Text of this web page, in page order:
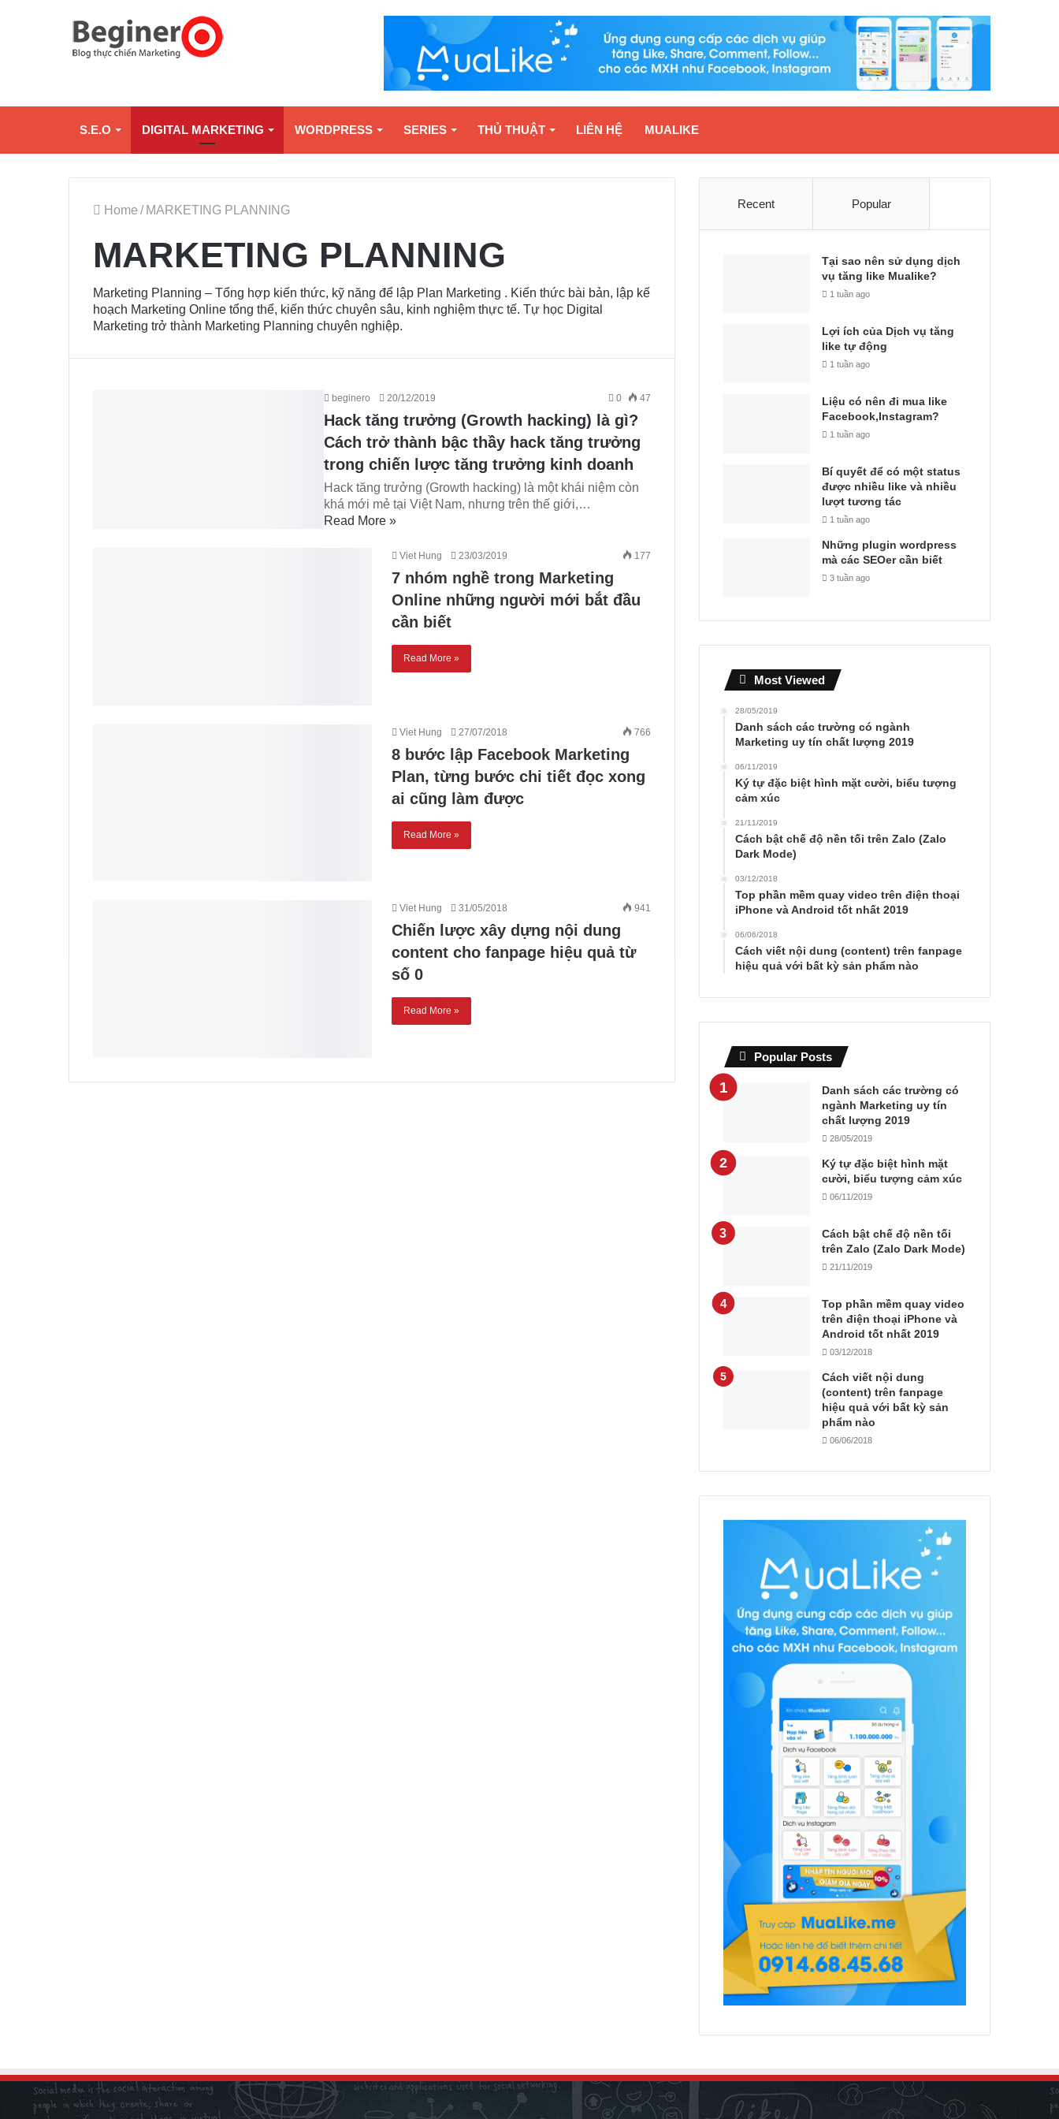
S.E.O DIGITAL MARKETING WORDPRESS SERIES THỦ THUẬT LIÊN HỆ MUALIKE
Home / MARKETING PLANNING
MARKETING PLANNING
Marketing Planning – Tổng hợp kiến thức, kỹ năng để lập Plan Marketing . Kiến thức bài bản, lập kế
hoạch Marketing Online tổng thể, kiến thức chuyên sâu, kinh nghiệm thực tế. Tự học Digital
Marketing trở thành Marketing Planning chuyên nghiệp.
beginero 20/12/2019 0 47
Hack tăng trưởng (Growth hacking) là gì?
Cách trở thành bậc thầy hack tăng trưởng
trong chiến lược tăng trưởng kinh doanh
Hack tăng trưởng (Growth hacking) là một khái niệm còn
khá mới mẻ tại Việt Nam, nhưng trên thế giới,…
Read More »
Viet Hung 23/03/2019 177
7 nhóm nghề trong Marketing
Online những người mới bắt đầu
cần biết
Read More »
Viet Hung 27/07/2018 766
8 bước lập Facebook Marketing
Plan, từng bước chi tiết đọc xong
ai cũng làm được
Read More »
Viet Hung 31/05/2018 941
Chiến lược xây dựng nội dung
content cho fanpage hiệu quả từ
số 0
Read More »
Recent Popular
Tại sao nên sử dụng dịch
vụ tăng like Mualike?
1 tuần ago
Lợi ích của Dịch vụ tăng
like tự động
1 tuần ago
Liệu có nên đi mua like
Facebook,Instagram?
1 tuần ago
Bí quyết để có một status
được nhiều like và nhiều
lượt tương tác
1 tuần ago
Những plugin wordpress
mà các SEOer cần biết
3 tuần ago
Most Viewed
28/05/2019
Danh sách các trường có ngành
Marketing uy tín chất lượng 2019
06/11/2019
Ký tự đặc biệt hình mặt cười, biểu tượng
cảm xúc
21/11/2019
Cách bật chế độ nền tối trên Zalo (Zalo
Dark Mode)
03/12/2018
Top phần mềm quay video trên điện thoại
iPhone và Android tốt nhất 2019
06/06/2018
Cách viết nội dung (content) trên fanpage
hiệu quả với bất kỳ sản phẩm nào
Popular Posts
Danh sách các trường có
ngành Marketing uy tín
chất lượng 2019
28/05/2019
Ký tự đặc biệt hình mặt
cười, biểu tượng cảm xúc
06/11/2019
Cách bật chế độ nền tối
trên Zalo (Zalo Dark Mode)
21/11/2019
Top phần mềm quay video
trên điện thoại iPhone và
Android tốt nhất 2019
03/12/2018
Cách viết nội dung
(content) trên fanpage
hiệu quả với bất kỳ sản
phẩm nào
06/06/2018